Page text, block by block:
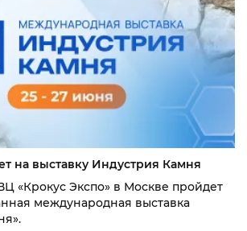
на выставку Индустрия Камня
«Крокус Экспо» в Москве пройдет
международная выставка